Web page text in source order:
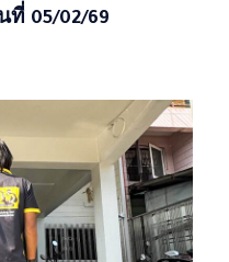
ที่ 05/02/69